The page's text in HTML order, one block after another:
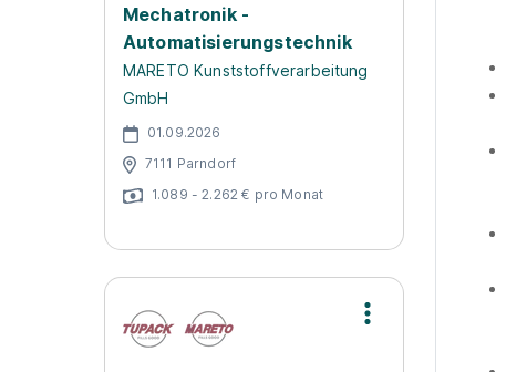
Mechatronik -
Automatisierungstechnik
MARETO Kunststoffverarbeitung
GmbH
01.09.2026
7111 Parndorf
1.089 - 2.262 € pro Monat